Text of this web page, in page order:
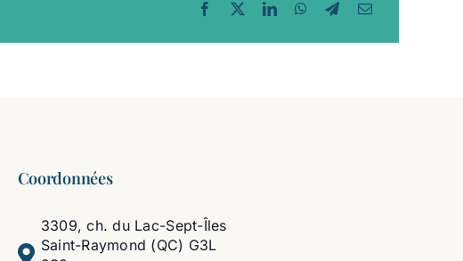
Coordonnées
3309, ch. du Lac-Sept-Îles
Saint-Raymond (QC) G3L